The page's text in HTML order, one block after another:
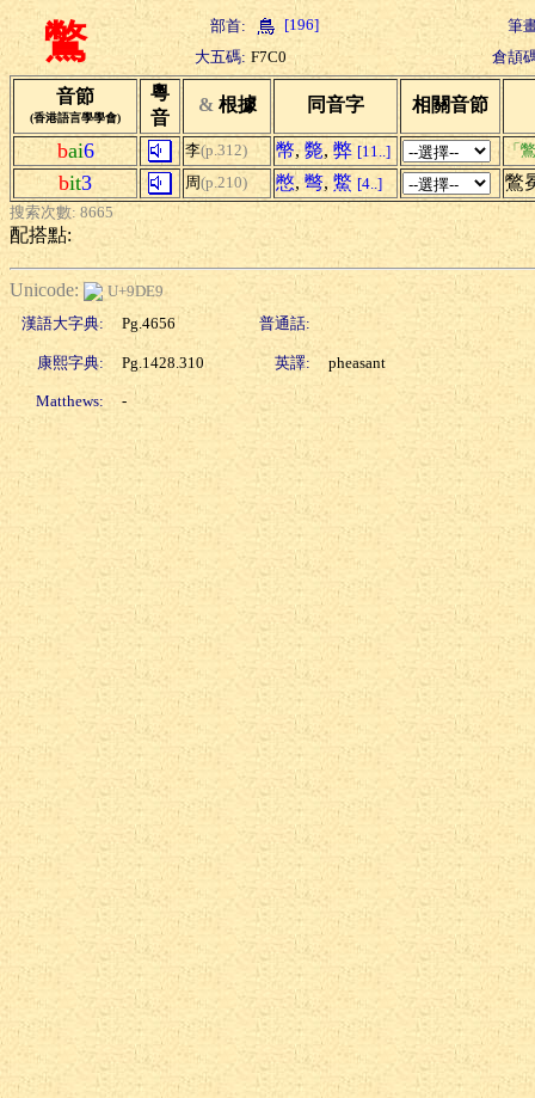
鷩 部首: [196]
筆
大五碼: F7C0 倉頡
音節
(香港語言學學會)
粵
音
& 根據 同音字 相關音節
bai6 李(p.312) 幣, 斃, 弊 [11..] 「
bit3 周(p.210) 憋, 彆, 鱉 [4..] 鷩
搜索次數: 8665
配搭點:
Unicode:
U+9DE9
漢語大字典:
Pg.4656 普通話:
康熙字典: Pg.1428.310 英譯: pheasant
Matthews: -